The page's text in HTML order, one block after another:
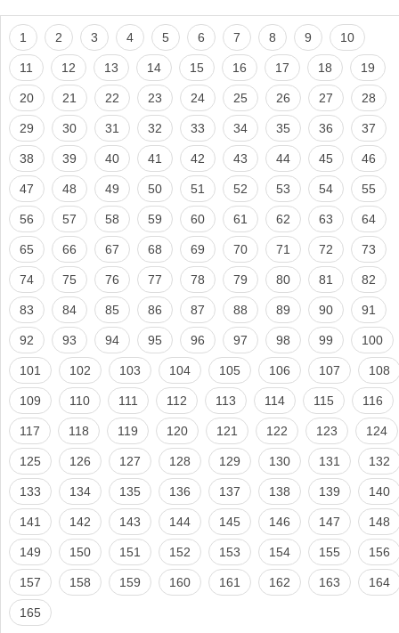
1 2 3 4 5 6 7 8 9 10
11 12 13 14 15 16 17 18 19
20 21 22 23 24 25 26 27 28
29 30 31 32 33 34 35 36 37
38 39 40 41 42 43 44 45 46
47 48 49 50 51 52 53 54 55
56 57 58 59 60 61 62 63 64
65 66 67 68 69 70 71 72 73
74 75 76 77 78 79 80 81 82
83 84 85 86 87 88 89 90 91
92 93 94 95 96 97 98 99 100
101 102 103 104 105 106 107 108
109 110 111 112 113 114 115 116
117 118 119 120 121 122 123 124
125 126 127 128 129 130 131 132
133 134 135 136 137 138 139 140
141 142 143 144 145 146 147 148
149 150 151 152 153 154 155 156
157 158 159 160 161 162 163 164
165